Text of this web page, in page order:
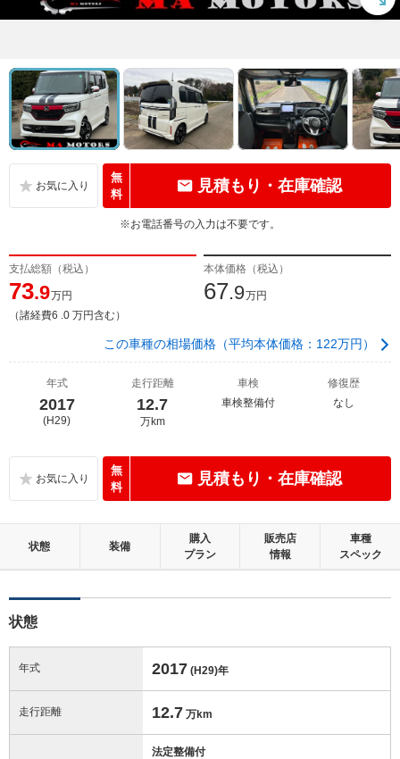
無
料
見積もり・在庫確認
※お電話番号の入力は不要です。
支払総額（税込）
73.9万円
（諸経費6 .0 万円含む）
本体価格（税込）
67.9万円
この車種の相場価格（平均本体価格：122万円）
年式
2017
(H29)
走行距離
12.7
万km
車検
車検整備付
修復歴
なし
無
料
見積もり・在庫確認
状態 装備
購入
プラン
販売店
情報
車種
スペック
状態
年式 2017 (H29)年
走行距離 12.7 万km
法定整備付